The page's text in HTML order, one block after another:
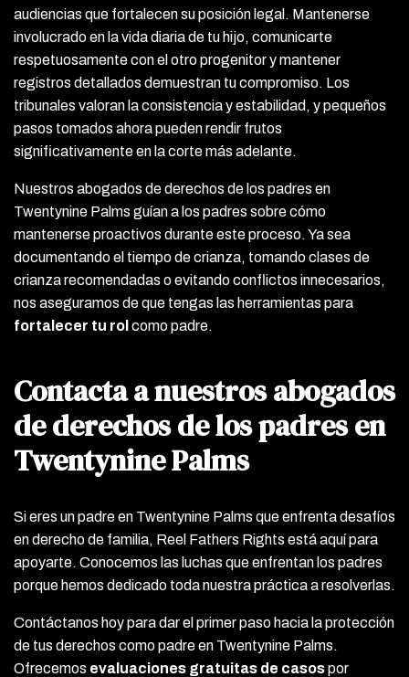
audiencias que fortalecen su posición legal. Mantenerse
involucrado en la vida diaria de tu hijo, comunicarte
respetuosamente con el otro progenitor y mantener
registros detallados demuestran tu compromiso. Los
tribunales valoran la consistencia y estabilidad, y pequeños
pasos tomados ahora pueden rendir frutos
significativamente en la corte más adelante.
Nuestros abogados de derechos de los padres en
Twentynine Palms guían a los padres sobre cómo
mantenerse proactivos durante este proceso. Ya sea
documentando el tiempo de crianza, tomando clases de
crianza recomendadas o evitando conflictos innecesarios,
nos aseguramos de que tengas las herramientas para
fortalecer tu rol como padre.
Contacta a nuestros abogados
de derechos de los padres en
Twentynine Palms
Si eres un padre en Twentynine Palms que enfrenta desafíos
en derecho de familia, Reel Fathers Rights está aquí para
apoyarte. Conocemos las luchas que enfrentan los padres
porque hemos dedicado toda nuestra práctica a resolverlas.
Contáctanos hoy para dar el primer paso hacia la protección
de tus derechos como padre en Twentynine Palms.
Ofrecemos evaluaciones gratuitas de casospor